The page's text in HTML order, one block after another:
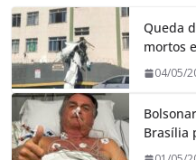
Queda
mortos
04/05/
Brasília